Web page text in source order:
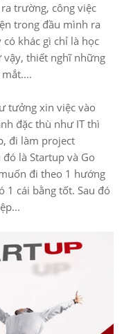
trường, công việc
trong đầu mình ra
khác gì chỉ là học
vậy, thiết nghĩ những
tưởng xin việc vào
đặc thù như IT thì
đi làm project
là Startup và Go
đi theo 1 hướng
1 cái bằng tốt. Sau đó